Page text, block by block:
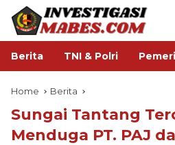
Berita TNI & Polri
Home Berita
Sungai Tantang
Menduga PT. PAJ